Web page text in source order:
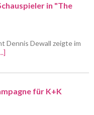
in "The
Dennis Dewall zeigte im
für K+K